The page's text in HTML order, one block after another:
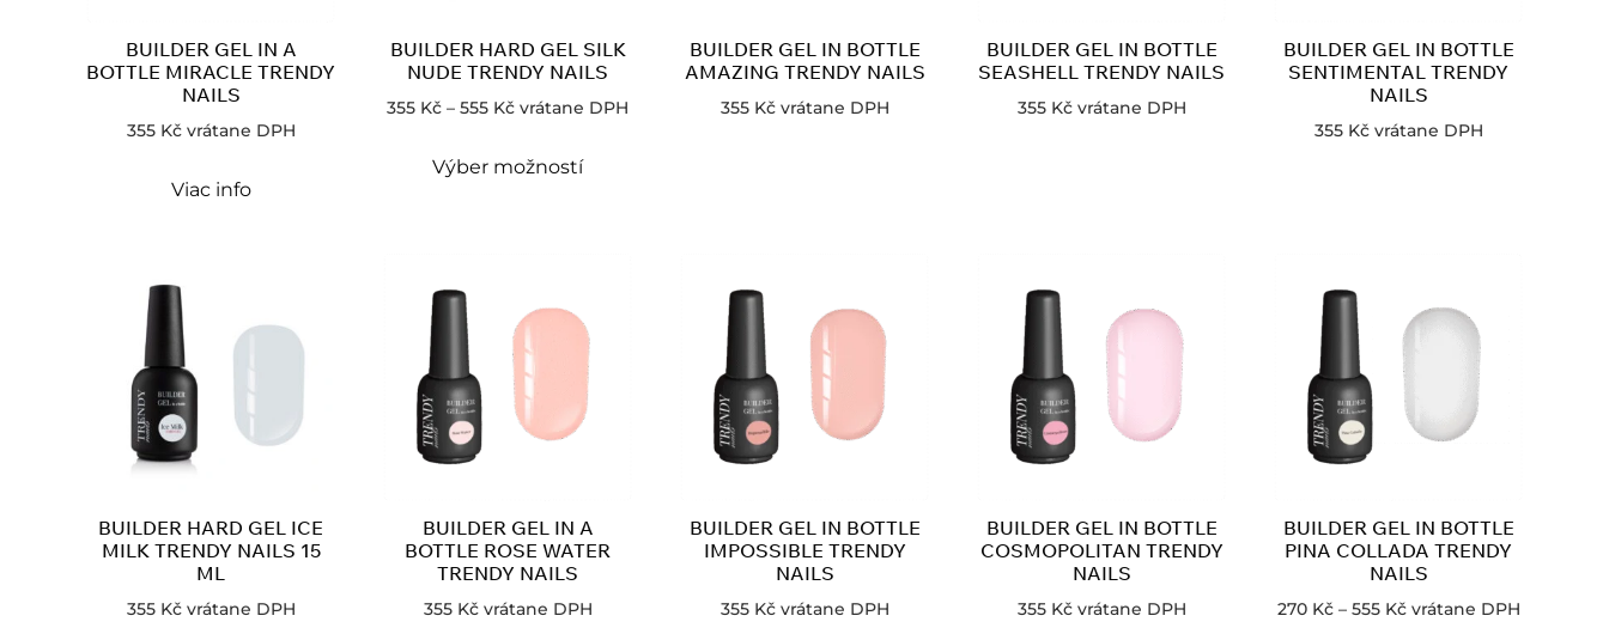
BUILDER GEL IN A
BOTTLE MIRACLE TRENDY
NAILS
355 Kč vrátane DPH
Viac info
BUILDER HARD GEL SILK
NUDE TRENDY NAILS
355 Kč – 555 Kč vrátane DPH
Výber možností
BUILDER GEL IN BOTTLE
AMAZING TRENDY NAILS
355 Kč vrátane DPH
BUILDER GEL IN BOTTLE
SEASHELL TRENDY NAILS
355 Kč vrátane DPH
BUILDER GEL IN BOTTLE
SENTIMENTAL TRENDY
NAILS
355 Kč vrátane DPH
BUILDER HARD GEL ICE
MILK TRENDY NAILS 15
ML
355 Kč vrátane DPH
BUILDER GEL IN A
BOTTLE ROSE WATER
TRENDY NAILS
355 Kč vrátane DPH
BUILDER GEL IN BOTTLE
IMPOSSIBLE TRENDY
NAILS
355 Kč vrátane DPH
BUILDER GEL IN BOTTLE
COSMOPOLITAN TRENDY
NAILS
355 Kč vrátane DPH
BUILDER GEL IN BOTTLE
PINA COLLADA TRENDY
NAILS
270 Kč – 555 Kč vrátane DPH